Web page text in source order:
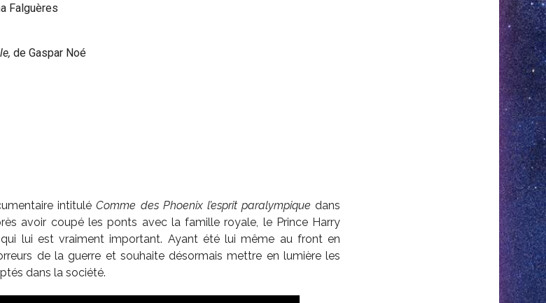
Falguères
de Gaspar Noé
intituléComme des Phoenix l’esprit paralympique dans
avoir coupé les ponts avec la famille royale, le Prince Harry
lui est vraiment important. Ayant été lui même au front en
de la guerre et souhaite désormais mettre en lumière les
dans la société.